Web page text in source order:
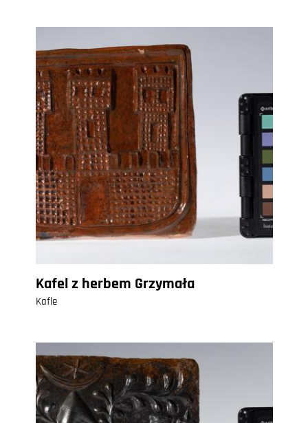
Kafel z herbem Grzymała
Kafle